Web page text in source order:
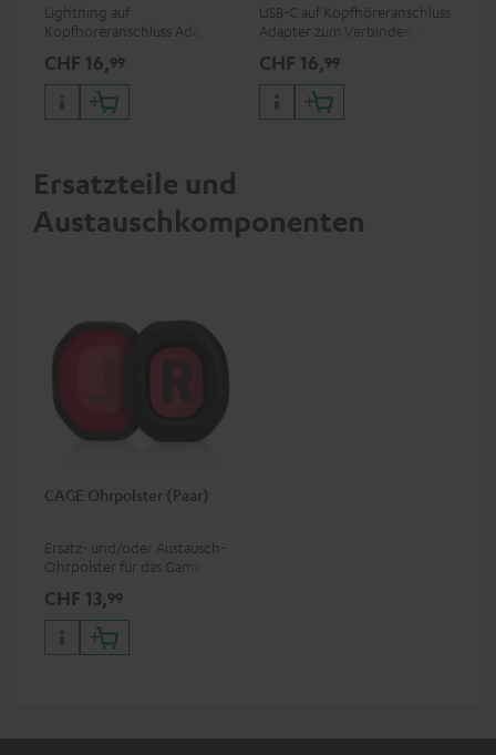
Lightning auf
Kopfhöreranschluss Adapter
Kopfhörern, Kabeln oder
Audiogeräten mit 3,5-mm-
Klinkenstecker an iPhone,
iPad, iPod etc., MFI zertfiziert,
CHF 16,99
USB-C auf Kopfhöreranschluss
Adapter zum Verbinden von
3,5-mm-Klinkenstecker an
Smartphones/Tablets mit
USB-C-Port
CHF 16,99
Ersatzteile und
Austauschkomponenten
CAGE Ohrpolster (Paar)
Ersatz- und/oder Austausch-
Ohrpolster für das Gaming
CHF 13,99